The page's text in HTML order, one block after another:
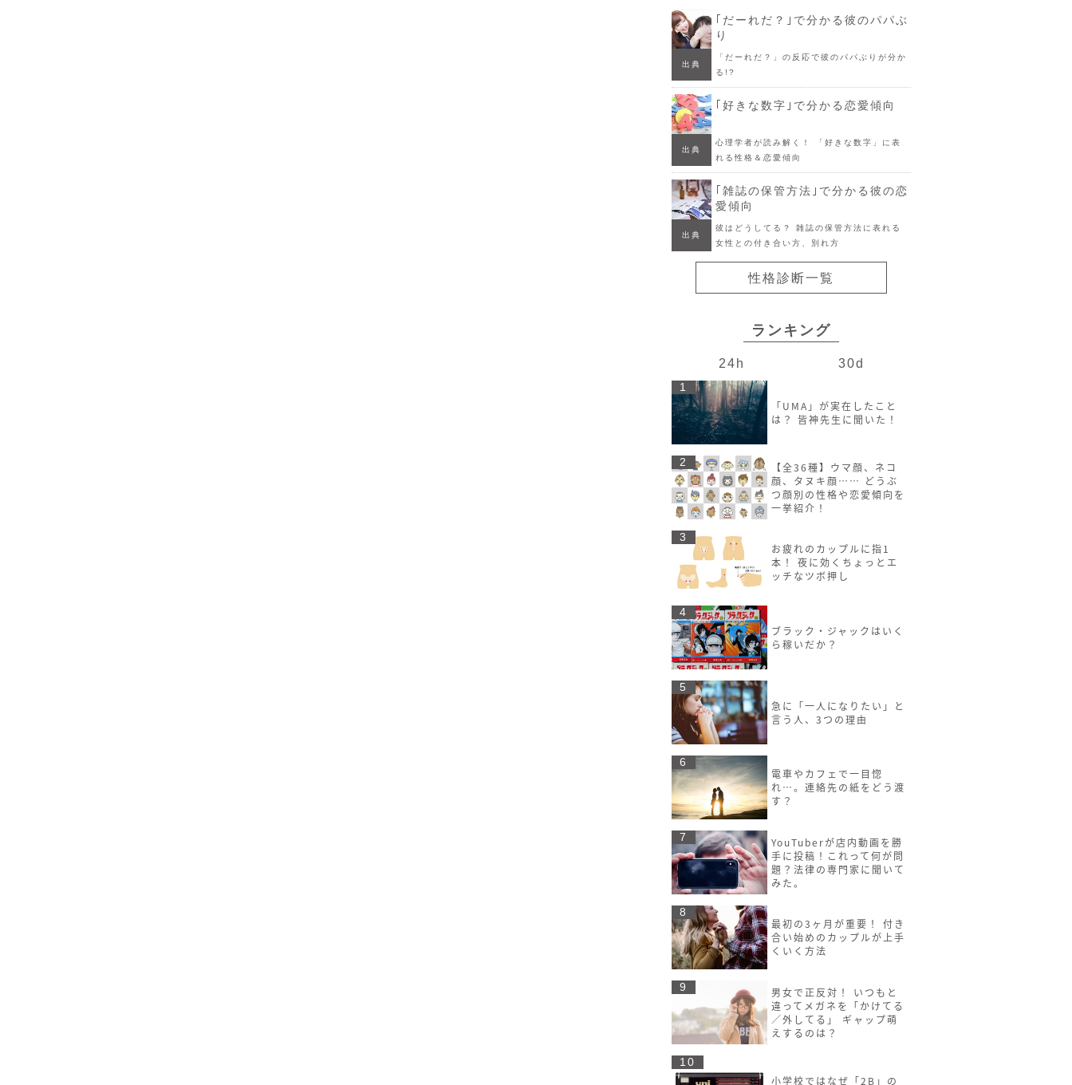
｢だーれだ？｣で分かる彼のパパぶ
り
出典
「だーれだ？」の反応で彼のパパぶりが分か
る!?
｢好きな数字｣で分かる恋愛傾向
出典
心理学者が読み解く！ 「好きな数字」に表
れる性格＆恋愛傾向
｢雑誌の保管方法｣で分かる彼の恋
愛傾向
出典
彼はどうしてる？ 雑誌の保管方法に表れる
女性との付き合い方、別れ方
性格診断一覧
ランキング
24h 30d
1
「UMA」が実在したこと
は？ 皆神先生に聞いた！
2
【全36種】ウマ顔、ネコ
顔、タヌキ顔…… どうぶ
つ顔別の性格や恋愛傾向を
一挙紹介！
3
お疲れのカップルに指1
本！ 夜に効くちょっとエ
ッチなツボ押し
4
ブラック・ジャックはいく
ら稼いだか？
5
急に「一人になりたい」と
言う人、3つの理由
6
電車やカフェで一目惚
れ…。連絡先の紙をどう渡
す？
7
YouTuberが店内動画を勝
手に投稿！これって何が問
題？法律の専門家に聞いて
みた。
8
最初の3ヶ月が重要！ 付き
合い始めのカップルが上手
くいく方法
9
男女で正反対！ いつもと
違ってメガネを「かけてる
／外してる」 ギャップ萌
えするのは？
10
小学校ではなぜ「2B」の